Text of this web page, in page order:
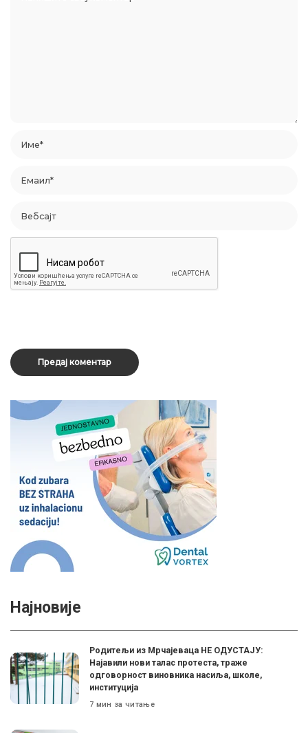
Најновије
Родитељи из Мрчајеваца НЕ ОДУСТАЈУ:
Најавили нови талас протеста, траже
одговорност виновника насиља, школе,
институција
7 мин за читање